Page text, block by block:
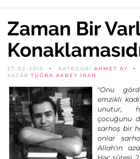
Zaman Bir
27-02-2015 KATEGORİ AHMET AY
YAZAR TUĞBA AKBEY İNAN
"Onu
emzikli
unutur,
çocuğunu
sarhoş bir
onlar
Allah'ın